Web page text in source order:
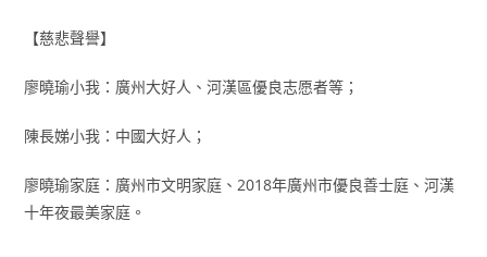
【慈悲聲譽】
廖曉瑜小我：廣州大好人、河漢區優良志愿者等；
陳長娣小我：中國大好人；
廖曉瑜家庭：廣州市文明家庭、2018年廣州市優良善士庭、河漢
十年夜最美家庭。